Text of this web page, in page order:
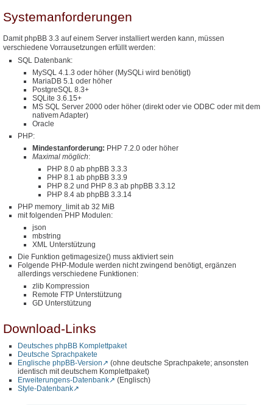
Systemanforderungen
Damit phpBB 3.3 auf einem Server installiert werden kann, müssen
verschiedene Vorrausetzungen erfüllt werden:
SQL Datenbank:
MySQL 4.1.3 oder höher (MySQLi wird benötigt)
MariaDB 5.1 oder höher
PostgreSQL 8.3+
SQLite 3.6.15+
MS SQL Server 2000 oder höher (direkt oder vie ODBC oder mit dem
nativem Adapter)
Oracle
PHP:
Mindestanforderung: PHP 7.2.0 oder höher
Maximal möglich:
PHP 8.0 ab phpBB 3.3.3
PHP 8.1 ab phpBB 3.3.9
PHP 8.2 und PHP 8.3 ab phpBB 3.3.12
PHP 8.4 ab phpBB 3.3.14
PHP memory_limit ab 32 MiB
mit folgenden PHP Modulen:
json
mbstring
XML Unterstützung
Die Funktion getimagesize() muss aktiviert sein
Folgende PHP-Module werden nicht zwingend benötigt, ergänzen
allerdings verschiedene Funktionen:
zlib Kompression
Remote FTP Unterstützung
GD Unterstützung
Download-Links
Deutsches phpBB Komplettpaket
Deutsche Sprachpakete
Englische phpBB-Version
(ohne deutsche Sprachpakete; ansonsten
identisch mit deutschem Komplettpaket)
Erweiterungens-Datenbank
(Englisch)
Style-Datenbank